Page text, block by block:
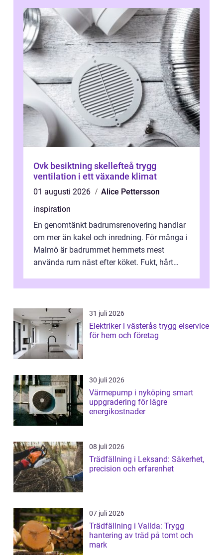
Ovk besiktning skellefteå trygg
ventilation i ett växande klimat
01 augusti 2026
Alice Pettersson
inspiration
En genomtänkt badrumsrenovering handlar
om mer än kakel och inredning. För många i
Malmö är badrummet hemmets mest
använda rum näst efter köket. Fukt, hårt
...
31 juli 2026
Elektriker i västerås trygg elservice
för hem och företag
30 juli 2026
Värmepump i nyköping smart
uppgradering för lägre
energikostnader
08 juli 2026
Trädfällning i Leksand: Säkerhet,
precision och erfarenhet
07 juli 2026
Trädfällning i Vallda: Trygg
hantering av träd på tomt och
mark